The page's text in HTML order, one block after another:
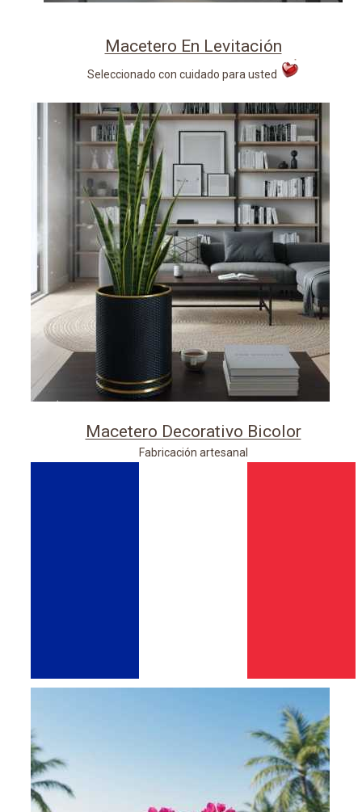
Macetero En Levitación
Seleccionado con cuidado para usted
Macetero Decorativo Bicolor
Fabricación artesanal